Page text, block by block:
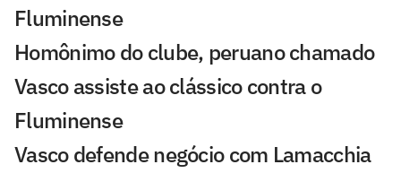
Fluminense
Homônimo do clube, peruano chamado
Vasco assiste ao clássico contra o
Fluminense
Vasco defende negócio com Lamacchia